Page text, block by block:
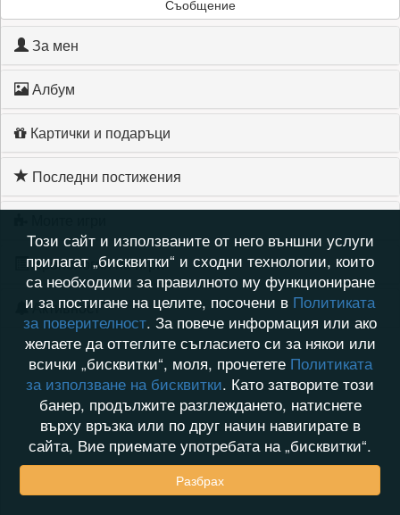
Съобщение
За мен
Албум
Картички и подаръци
Последни постижения
Хронология на игри
Активност
Този сайт и използваните от него външни услуги
прилагат „бисквитки“ и сходни технологии, които
са необходими за правилното му функциониране
и за постигане на целите, посочени в Политиката
за поверителност. За повече информация или ако
желаете да оттеглите съгласието си за някои или
всички „бисквитки“, моля, прочетете Политиката
за използване на бисквитки. Като затворите този
банер, продължите разглеждането, натиснете
върху връзка или по друг начин навигирате в
сайта, Вие приемате употребата на „бисквитки“.
Разбрах